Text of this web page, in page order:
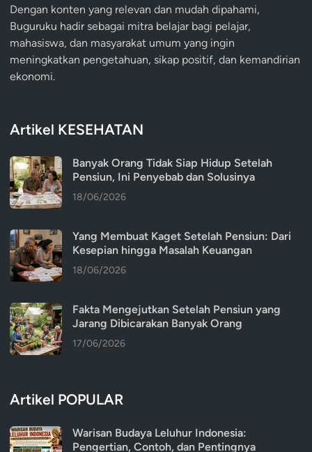
Dengan konten yang relevan dan mudah dipahami,
Buguruku hadir sebagai mitra belajar bagi pelajar,
mahasiswa, dan masyarakat umum yang ingin
meningkatkan pengetahuan, sikap positif, dan kemandirian
ekonomi.
Artikel KESEHATAN
Banyak Orang Tidak Siap Hidup Setelah
Pensiun, Ini Penyebab dan Solusinya
18/06/2026
Yang Membuat Kaget Setelah Pensiun: Dari
Kesepian hingga Masalah Keuangan
18/06/2026
Fakta Mengejutkan Setelah Pensiun yang
Jarang Dibicarakan Banyak Orang
17/06/2026
Artikel POPULAR
Warisan Budaya Leluhur Indonesia:
Pengertian, Contoh, dan Pentingnya